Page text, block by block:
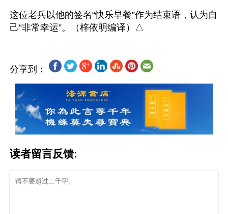
这位老兵以他的签名“快乐早餐”作为结束语，认为自
分享到：
读者留言反馈: